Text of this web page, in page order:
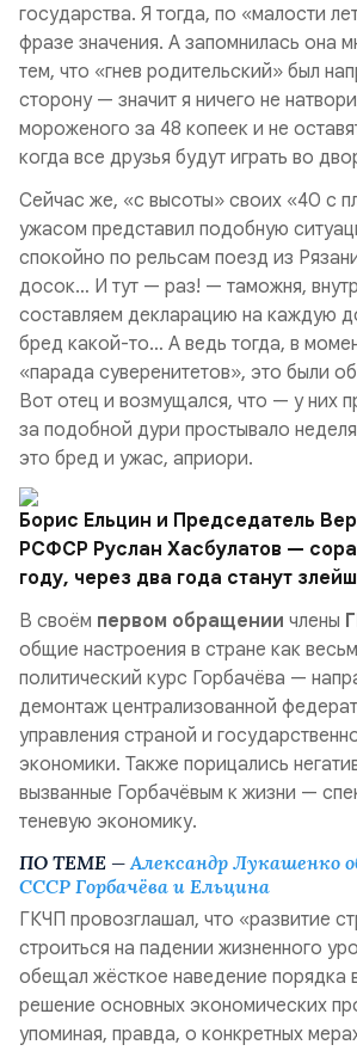
государства. Я тогда, по «малости
фразе значения. А запомнилась она
тем, что «гнев родительский» был
сторону — значит я ничего не
мороженого за 48 копеек и не
когда все друзья будут играть во
Сейчас же, «с высоты» своих «40 с
ужасом представил подобную
спокойно по рельсам поезд из
досок… И тут — раз! — таможня,
составляем декларацию на каждую
бред какой-то… А ведь тогда, в
«парада суверенитетов», это были
Вот отец и возмущался, что — у них
за подобной дури простывало
это бред и ужас, априори.
Борис Ельцин и Председатель
РСФСР Руслан Хасбулатов —
году, через два года станут
В своём первом обращении члены
общие настроения в стране как
политический курс Горбачёва —
демонтаж централизованной
управления страной и
экономики. Также порицались
вызванные Горбачёвым к жизни —
теневую экономику.
ПО ТЕМЕ —Александр Лукашенко
СССР Горбачёва и Ельцина
ГКЧП провозглашал, что «развитие
строиться на падении жизненного
обещал жёсткое наведение порядка
решение основных экономических
упоминая, правда, о конкретных